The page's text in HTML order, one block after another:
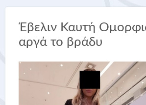
Έβελιν Καυτή
αργά το βράδυ